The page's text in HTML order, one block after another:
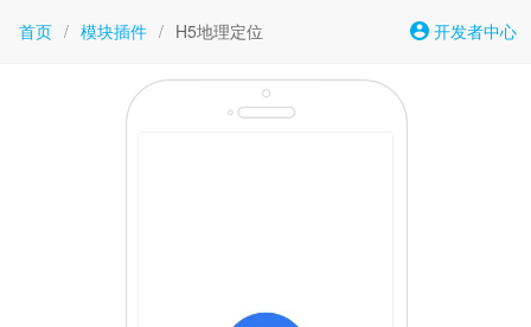
首页 / 模块插件 / H5地理定位 开发者中心